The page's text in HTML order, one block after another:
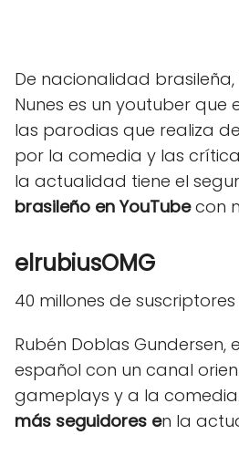
De nacionalidad brasileña,
Nunes es un youtuber que
las parodias que realiza
por la comedia y las
la actualidad tiene el
brasileño en YouTubecon
elrubiusOMG
40 millones de suscriptores
Rubén Doblas Gundersen,
español con un canal
gameplays y a la comedia.
más seguidores en la